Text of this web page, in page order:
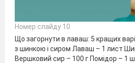
Номер слайду 10
Що загорнути в лаваш: 5 кращих
з шинкою і сиром Лаваш – 1 лист
Вершковий сир – 100 г Помідор – 1